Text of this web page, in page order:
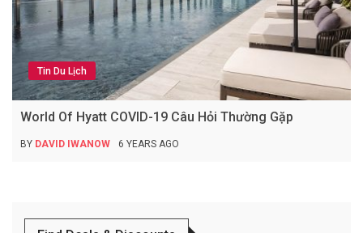
Tin Du Lịch
World Of Hyatt COVID-19 Câu Hỏi Thường Gặp
BY DAVID IWANOW 6 YEARS AGO